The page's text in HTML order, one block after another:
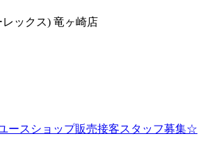
レックス) 竜ヶ崎店
ースショップ販売接客スタッフ募集☆